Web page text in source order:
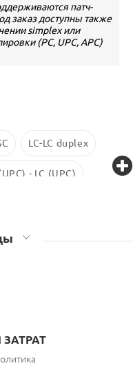
патч-
заказ доступны также
simplex или
(PC, UPC, APC)
LC-LC duplex
- LC (UPC)